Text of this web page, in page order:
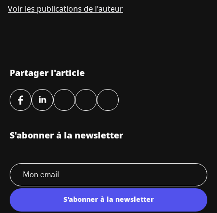
Voir les publications de l'auteur
Partager l'article
S'abonner à la newsletter
S'abonner à la newsletter